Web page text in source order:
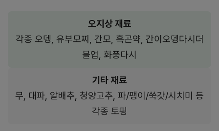
오지상 재료
각종 오뎅, 유부모찌, 간모, 흑곤약, 간이오뎅다시더
블업, 화풍다시
기타 재료
무, 대파, 알배추, 청양고추, 파/팽이/쑥갓/시치미 등
각종 토핑